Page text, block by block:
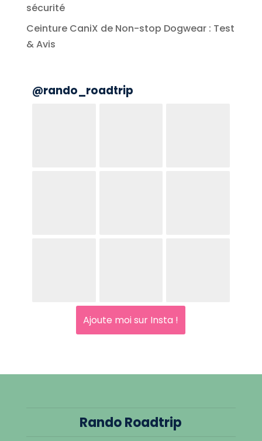
sécurité
Ceinture CaniX de Non-stop Dogwear : Test
& Avis
@rando_roadtrip
Ajoute moi sur Insta !
Rando Roadtrip